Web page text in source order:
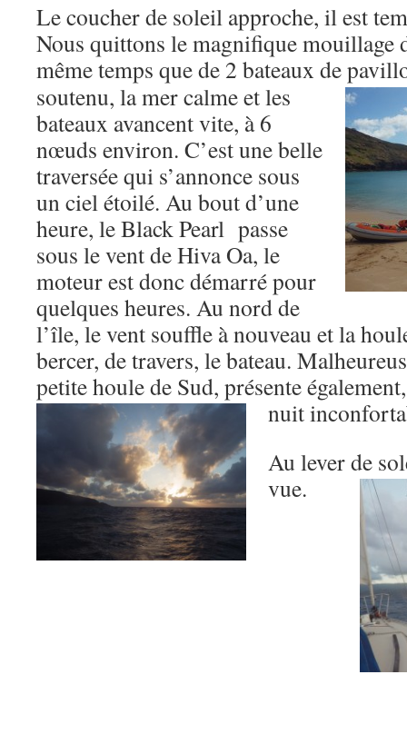
Le coucher de soleil approche, il est
Nous quittons le magnifique mouillage
même temps que de 2 bateaux de
soutenu, la mer calme et les
bateaux avancent vite, à 6
nœuds environ. C’est une belle
traversée qui s’annonce sous
un ciel étoilé. Au bout d’une
heure, le Black Pearl passe
sous le vent de Hiva Oa, le
moteur est donc démarré pour
quelques heures. Au nord de
l’île, le vent souffle à nouveau et la
bercer, de travers, le bateau.
petite houle de Sud, présente
nuit
Au lever de
vue.